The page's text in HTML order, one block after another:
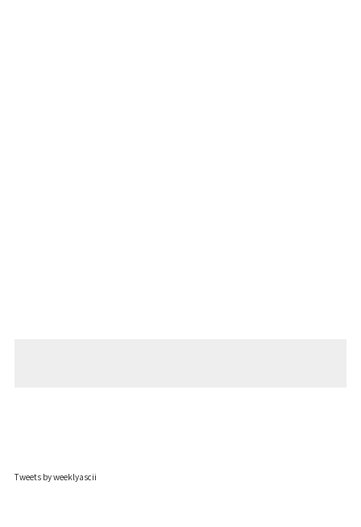
Tweets by weeklyascii